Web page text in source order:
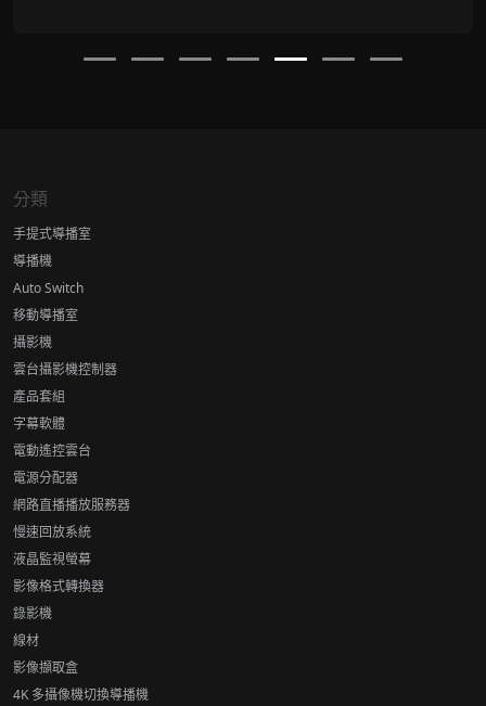
分類
手提式導播室
導播機
Auto Switch
移動導播室
攝影機
雲台攝影機控制器
產品套組
字幕軟體
電動遙控雲台
電源分配器
網路直播播放服務器
慢速回放系統
液晶監視螢幕
影像格式轉換器
錄影機
線材
影像擷取盒
4K 多攝像機切換導播機